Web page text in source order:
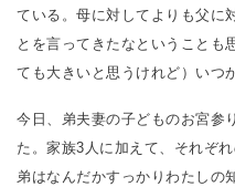
ている。母に対してよりも父に
とを言ってきたなということも
ても大きいと思うけれど）いつ
今日、弟夫妻の子どものお宮参
た。家族3人に加えて、それぞ
弟はなんだかすっかりわたしの